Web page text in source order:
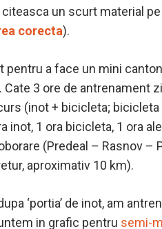
un scurt material
corecta).
pentru a face un mini
3 ore de antrenament
(inot + bicicleta; bicicleta
inot, 1 ora bicicleta, 1 ora
(Predeal – Rasnov –
aproximativ 10 km).
‘portia’ de inot, am
in grafic pentru semi-